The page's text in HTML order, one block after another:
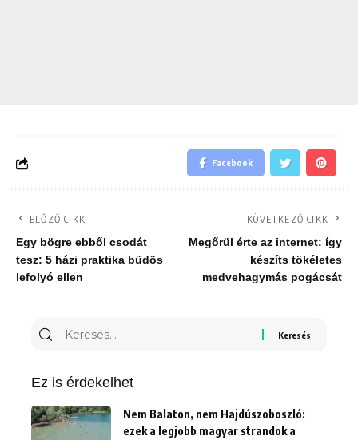
Facebook
ELŐZŐ CIKK
Egy bögre ebből csodát
tesz: 5 házi praktika büdös
lefolyó ellen
KÖVETKEZŐ CIKK
Megőrül érte az internet: így
készíts tökéletes
medvehagymás pogácsát
Keresés
Ez is érdekelhet
Nem Balaton, nem Hajdúszoboszló:
ezek a legjobb magyar strandok a